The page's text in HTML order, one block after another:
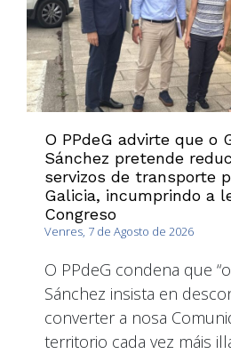
O PPdeG advirte que o
Sánchez pretende
servizos de transporte
Galicia, incumprindo a
Congreso
Venres, 7 de Agosto de 2026
O PPdeG condena que
Sánchez insista en
converter a nosa
territorio cada vez máis